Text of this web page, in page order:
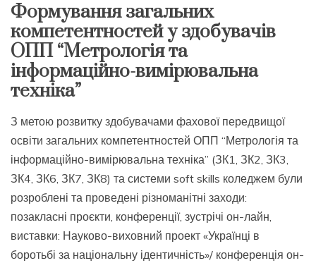
Формування загальних
компетентностей у здобувачів
ОПП “Метрологія та
інформаційно-вимірювальна
техніка”
З метою розвитку здобувачами фахової передвищої
освіти загальних компетентностей ОПП “Метрологія та
інформаційно-вимірювальна техніка” (ЗК1, ЗК2, ЗК3,
ЗК4, ЗК6, ЗК7, ЗК8) та системи soft skills коледжем були
розроблені та проведені різноманітні заходи:
позакласні проєкти, конференції, зустрічі он-лайн,
виставки: Науково-виховний проект «Українці в
боротьбі за національну ідентичність»/ конференція он-